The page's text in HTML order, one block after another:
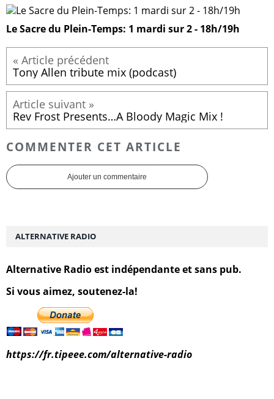
Le Sacre du Plein-Temps: 1 mardi sur 2 - 18h/19h
Tony Allen tribute mix (podcast)
Rev Frost Presents…A Bloody Magic Mix !
COMMENTER CET ARTICLE
Ajouter un commentaire
ALTERNATIVE RADIO
Alternative Radio est indépendante et sans pub.
Si vous aimez, soutenez-la!
https://fr.tipeee.com/alternative-radio